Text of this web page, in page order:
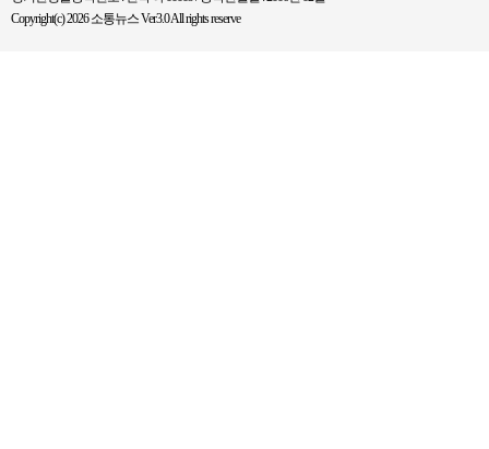
Copyright(c) 2026 소통뉴스 Ver3.0 All rights reserve